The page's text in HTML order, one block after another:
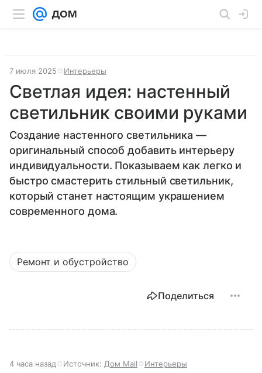
7 июля 2025 Интерьеры
Светлая идея: настенный
светильник своими руками
Создание настенного светильника —
оригинальный способ добавить интерьеру
индивидуальности. Показываем как легко и
быстро смастерить стильный светильник,
который станет настоящим украшением
современного дома.
Ремонт и обустройство
Поделиться
4 часа назад Источник: Дом Mail Интерьеры